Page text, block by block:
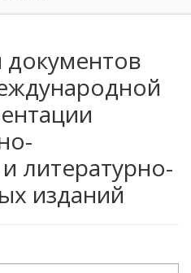
документов
литературно-
изданий